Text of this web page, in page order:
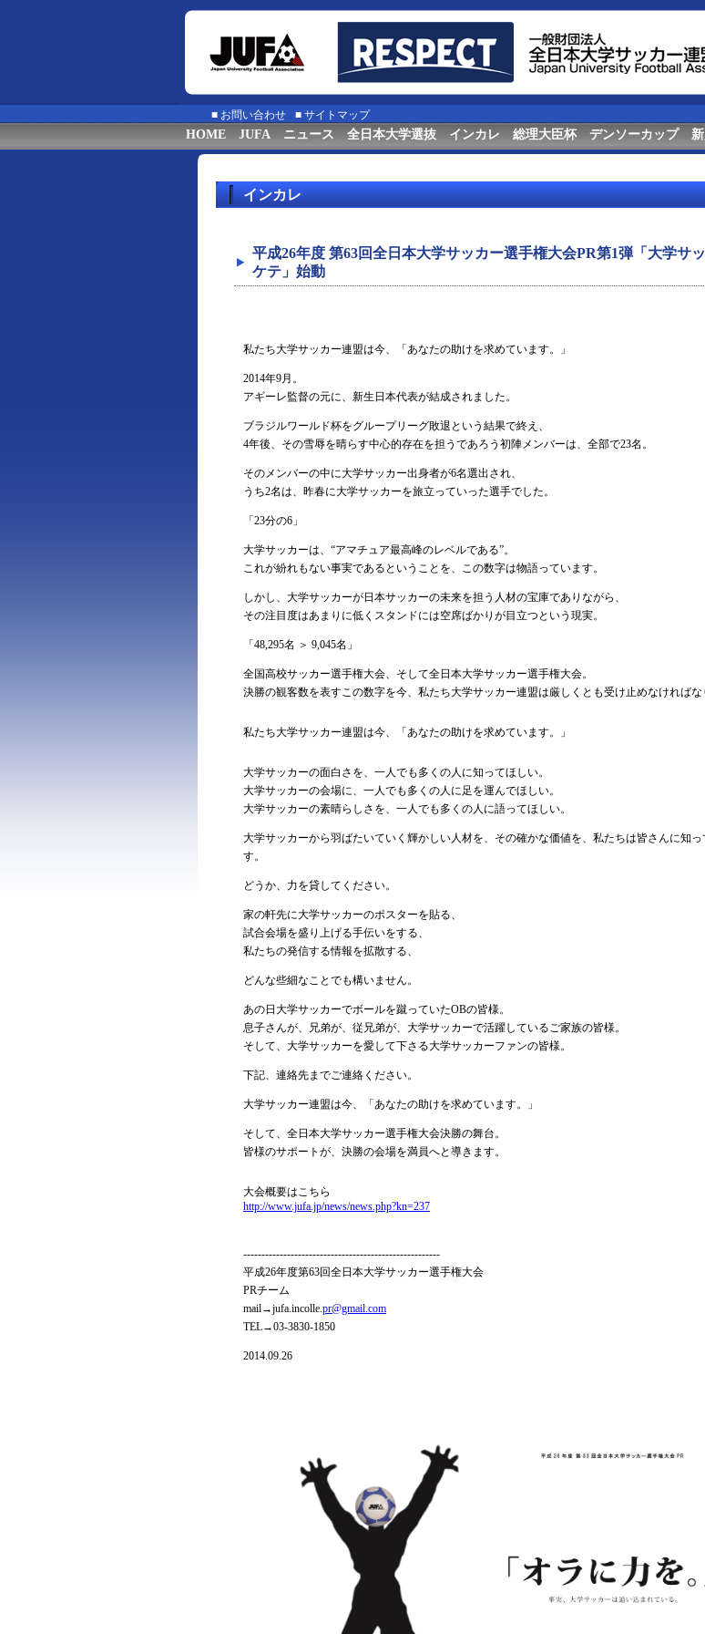
■ お問い合わせ ■ サイトマップ
HOME JUFA ニュース 全日本大学選抜 インカレ 総理大臣杯 デンソーカップ
インカレ
平成26年度 第63回全日本大学サッカー選手権大会PR第1弾「大学サ
ケテ」始動
私たち大学サッカー連盟は今、「あなたの助けを求めています。」
2014年9月。
アギーレ監督の元に、新生日本代表が結成されました。
ブラジルワールド杯をグループリーグ敗退という結果で終え、
4年後、その雪辱を晴らす中心的存在を担うであろう初陣メンバーは、全部で23名。
そのメンバーの中に大学サッカー出身者が6名選出され、
うち2名は、昨春に大学サッカーを旅立っていった選手でした。
「23分の6」
大学サッカーは、“アマチュア最高峰のレベルである”。
これが紛れもない事実であるということを、この数字は物語っています。
しかし、大学サッカーが日本サッカーの未来を担う人材の宝庫でありながら、
その注目度はあまりに低くスタンドには空席ばかりが目立つという現実。
「48,295名 ＞ 9,045名」
全国高校サッカー選手権大会、そして全日本大学サッカー選手権大会。
決勝の観客数を表すこの数字を今、私たち大学サッカー連盟は厳しくとも受け止めなければな
私たち大学サッカー連盟は今、「あなたの助けを求めています。」
大学サッカーの面白さを、一人でも多くの人に知ってほしい。
大学サッカーの会場に、一人でも多くの人に足を運んでほしい。
大学サッカーの素晴らしさを、一人でも多くの人に語ってほしい。
大学サッカーから羽ばたいていく輝かしい人材を、その確かな価値を、私たちは皆さんに知
す。
どうか、力を貸してください。
家の軒先に大学サッカーのポスターを貼る、
試合会場を盛り上げる手伝いをする、
私たちの発信する情報を拡散する、
どんな些細なことでも構いません。
あの日大学サッカーでボールを蹴っていたOBの皆様。
息子さんが、兄弟が、従兄弟が、大学サッカーで活躍しているご家族の皆様。
そして、大学サッカーを愛して下さる大学サッカーファンの皆様。
下記、連絡先までご連絡ください。
大学サッカー連盟は今、「あなたの助けを求めています。」
そして、全日本大学サッカー選手権大会決勝の舞台。
皆様のサポートが、決勝の会場を満員へと導きます。
大会概要はこちら
http://www.jufa.jp/news/news.php?kn=237
------------------------------------------------------
平成26年度第63回全日本大学サッカー選手権大会
PRチーム
mail→jufa.incolle.pr@gmail.com
TEL→03-3830-1850
2014.09.26